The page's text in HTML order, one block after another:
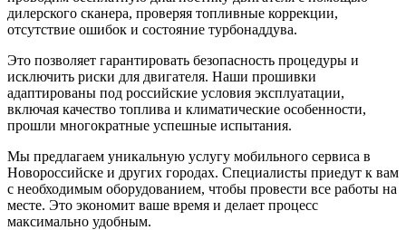
дилерского сканера, проверяя топливные коррекции,
отсутствие ошибок и состояние турбонаддува.
Это позволяет гарантировать безопасность процедуры и
исключить риски для двигателя. Наши прошивки
адаптированы под российские условия эксплуатации,
включая качество топлива и климатические особенности,
прошли многократные успешные испытания.
Мы предлагаем уникальную услугу мобильного сервиса в
Новороссийске и других городах. Специалисты приедут к вам
с необходимым оборудованием, чтобы провести все работы на
месте. Это экономит ваше время и делает процесс
максимально удобным.